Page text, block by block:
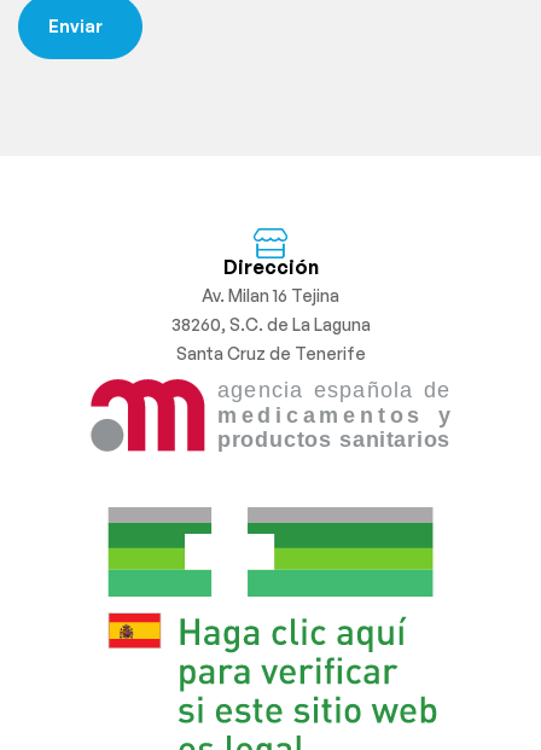
Dirección
Av. Milan 16 Tejina
38260, S.C. de La Laguna
Santa Cruz de Tenerife